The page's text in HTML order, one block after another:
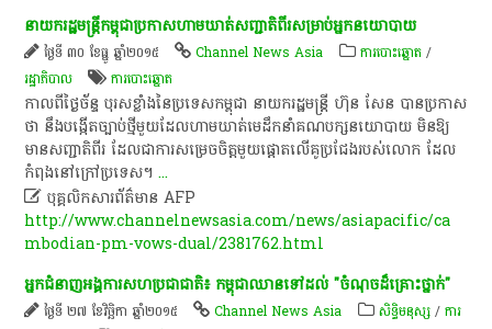
នាយក​រដ្ឋមន្ត្រី​កម្ពុជា​ប្រកាស​ហាមឃាត់​សញ្ជាតិ​ពីរ​សម្រាប់​អ្នកនយោបាយ​
ថ្ងៃទី ៣០ ខែធ្នូ ឆ្នាំ២០១៥ Channel News Asia ការបោះឆ្នោត /
រដ្ឋាភិបាល
ការបោះឆ្នោត
កាលពី​ថ្ងៃ​ច័ន្ទ​ បុរស​ខ្លាំង​នៃ​ប្រទេស​កម្ពុជា​ នាយក​រដ្ឋមន្ត្រី​ ហ៊ុន​ សែន​ បាន​ប្រកាស​
ថា​ នឹង​បង្កើត​ច្បាប់​ថ្មី​មួយ​ដែល​ហាមឃាត់​មេដឹកនាំ​គណបក្ស​នយោបាយ​ មិន​ឱ្យ​
មាន​សញ្ជាតិ​ពីរ​ ដែល​ជា​ការ​សម្រេចចិត្ត​មួយ​ផ្តោត​លើ​គូប្រជែង​របស់​លោក​ ដែល
កំពុងនៅ​ក្រៅប្រទេស​។​​...
 បុគ្គលិកសារព័ត៌មាន AFP
http://www.channelnewsasia.com/news/asiapacific/ca
mbodian-pm-vows-dual/2381762.html
អ្នកជំនាញ​អង្គការសហប្រជាជាតិ​៖​ កម្ពុជា​ឈាន​ទៅ​ដល់​ "​ចំណុច​ដ៏​គ្រោះថ្នាក់​"​
ថ្ងៃទី ២៧ ខែវិច្ឆិកា ឆ្នាំ២០១៥ Channel News Asia សិទ្ធិមនុស្ស /ការ​